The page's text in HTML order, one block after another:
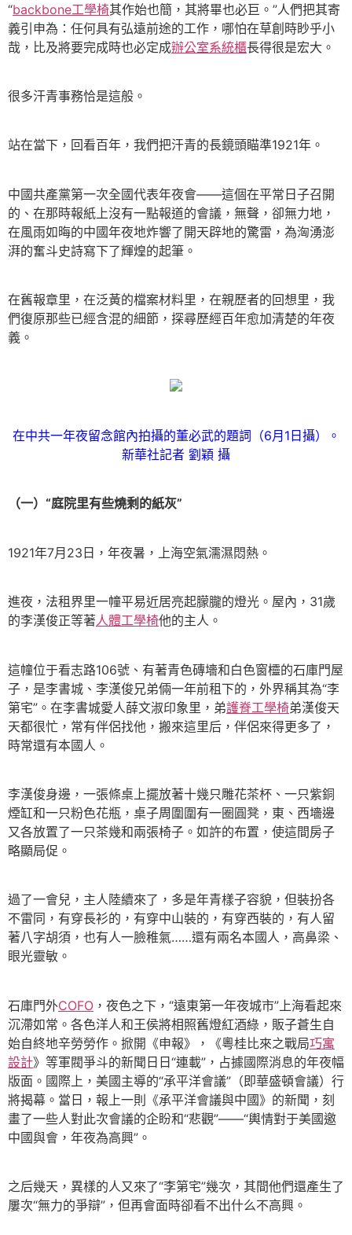
“backbone工學椅其作始也簡，其將畢也必巨。”人們把其寄
義引申為：任何具有弘遠前途的工作，哪怕在草創時眇乎小
哉，比及將要完成時也必定成辦公室系統櫃長得很是宏大。
很多汗青事務恰是這般。
站在當下，回看百年，我們把汗青的長鏡頭瞄準1921年。
中國共產黨第一次全國代表年夜會——這個在平常日子召開
的、在那時報紙上沒有一點報道的會議，無聲，卻無力地，
在風雨如晦的中國年夜地炸響了開天辟地的驚雷，為洶湧澎
湃的奮斗史詩寫下了輝煌的起筆。
在舊報章里，在泛黃的檔案材料里，在親歷者的回想里，我
們復原那些已經含混的細節，探尋歷經百年愈加清楚的年夜
義。
在中共一年夜留念館內拍攝的董必武的題詞（6月1日攝）。
新華社記者 劉穎 攝
（一）“庭院里有些燒剩的紙灰”
1921年7月23日，年夜暑，上海空氣濡濕悶熱。
進夜，法租界里一幢平易近居亮起朦朧的燈光。屋內，31歲
的李漢俊正等著人體工學椅他的主人。
這幢位于看志路106號、有著青色磚墻和白色窗欞的石庫門屋
子，是李書城、李漢俊兄弟倆一年前租下的，外界稱其為“李
第宅”。在李書城愛人薛文淑印象里，弟護脊工學椅弟漢俊天
天都很忙，常有伴侶找他，搬來這里后，伴侶來得更多了，
時常還有本國人。
李漢俊身邊，一張條桌上擺放著十幾只雕花茶杯、一只紫銅
煙缸和一只粉色花瓶，桌子周圍圍有一圈圓凳，東、西墻邊
又各放置了一只茶幾和兩張椅子。如許的布置，使這間房子
略顯局促。
過了一會兒，主人陸續來了，多是年青樣子容貌，但裝扮各
不雷同，有穿長衫的，有穿中山裝的，有穿西裝的，有人留
著八字胡須，也有人一臉稚氣……還有兩名本國人，高鼻梁、
眼光靈敏。
石庫門外COFO ，夜色之下，“遠東第一年夜城市”上海看起來
沉滯如常。各色洋人和王侯將相照舊燈紅酒綠，販子蒼生自
始自終地辛勞勞作。掀開《申報》，《粵桂比來之戰局巧寓
設計》等軍閥爭斗的新聞日日“連載”，占據國際消息的年夜幅
版面。國際上，美國主導的“承平洋會議”（即華盛頓會議）行
將揭幕。當日，報上一則《承平洋會議與中國》的新聞，刻
畫了一些人對此次會議的企盼和“悲觀”——“輿情對于美國邀
中國與會，年夜為高興”。
之后幾天，異樣的人又來了“李第宅”幾次，其間他們還產生了
屢次“無力的爭辯”，但再會面時卻看不出什么不高興。